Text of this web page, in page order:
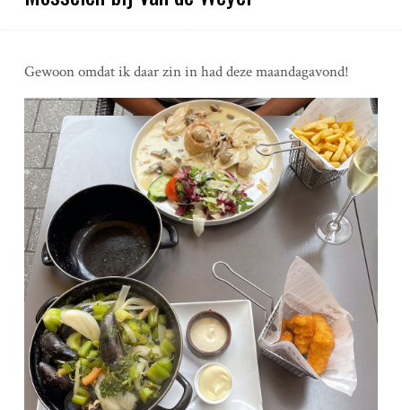
Gewoon omdat ik daar zin in had deze maandagavond!